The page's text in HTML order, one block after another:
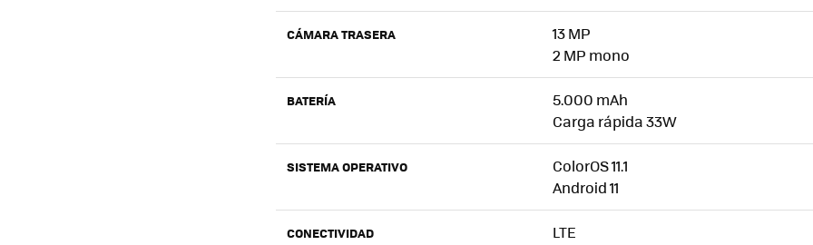
CÁMARA TRASERA
13 MP
2 MP mono
BATERÍA
5.000 mAh
Carga rápida 33W
SISTEMA OPERATIVO
ColorOS 11.1
Android 11
CONECTIVIDAD
LTE